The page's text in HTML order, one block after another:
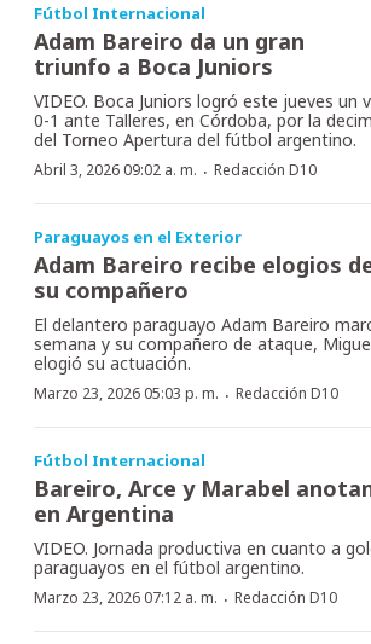
Fútbol Internacional
Adam Bareiro da un gran
triunfo a Boca Juniors
VIDEO. Boca Juniors logró este jueves un
0-1 ante Talleres, en Córdoba, por la
del Torneo Apertura del fútbol argentino.
Abril 3, 2026 09:02 a. m. · Redacción D10
Paraguayos en el Exterior
Adam Bareiro recibe elogios
su compañero
El delantero paraguayo Adam Bareiro
semana y su compañero de ataque,
elogió su actuación.
Marzo 23, 2026 05:03 p. m. · Redacción D10
Fútbol Internacional
Bareiro, Arce y Marabel
en Argentina
VIDEO. Jornada productiva en cuanto a
paraguayos en el fútbol argentino.
Marzo 23, 2026 07:12 a. m. · Redacción D10